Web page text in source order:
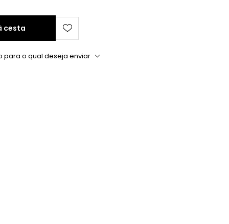
cesta
para o qual deseja enviar